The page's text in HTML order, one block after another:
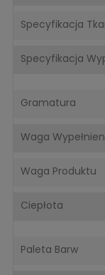
Specyfikacja
Specyfikacja
Gramatura
Waga
Waga Produktu
Ciepłota
Paleta Barw